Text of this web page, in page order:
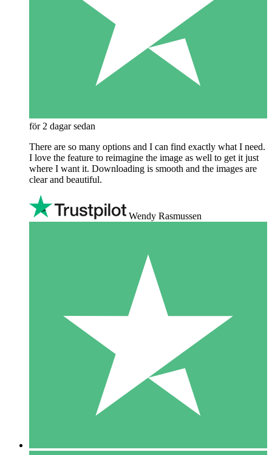
för 2 dagar sedan
There are so many options and I can find exactly what I need.
I love the feature to reimagine the image as well to get it just
where I want it. Downloading is smooth and the images are
clear and beautiful.
Wendy Rasmussen